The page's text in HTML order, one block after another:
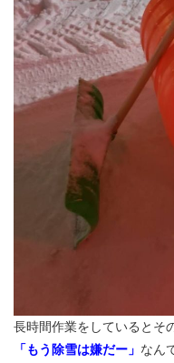
長時間作業をしているとそ
「もう除雪は嫌だー」 なん